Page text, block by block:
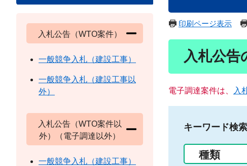
印刷ページ表示
入札公告
電子調達案件は、 入
キーワード検索
種類
入札公告（WTO案件）
一般競争入札（建設工事）
一般競争入札（建設工事以
外）
入札公告（WTO案件以
外）（電子調達以外）
一般競争入札（建設工事）